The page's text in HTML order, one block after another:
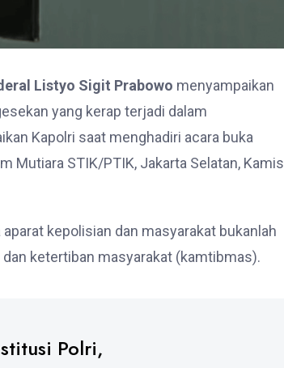
Listyo Sigit Prabowo menyampaikan
yang kerap terjadi dalam
Kapolri saat menghadiri acara buka
Mutiara STIK/PTIK, Jakarta Selatan, Kamis
kepolisian dan masyarakat bukanlah
ketertiban masyarakat (kamtibmas).
Polri,